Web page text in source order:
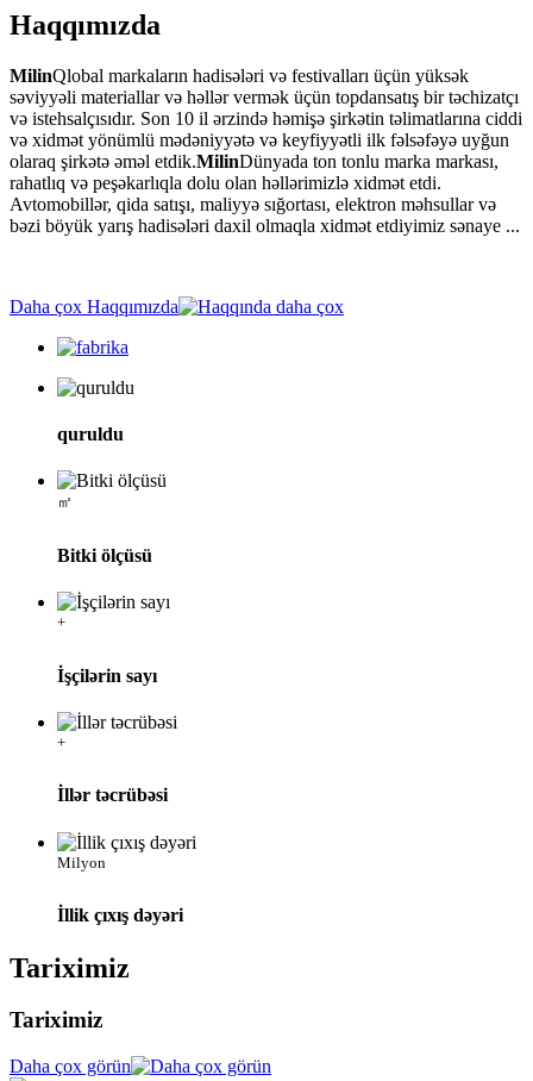
Haqqımızda
MilinQlobal markaların hadisələri və festivalları üçün yüksək
səviyyəli materiallar və həllər vermək üçün topdansatış bir təchizatçı
və istehsalçısıdır. Son 10 il ərzində həmişə şirkətin təlimatlarına ciddi
və xidmət yönümlü mədəniyyətə və keyfiyyətli ilk fəlsəfəyə uyğun
olaraq şirkətə əməl etdik.MilinDünyada ton tonlu marka markası,
rahatlıq və peşəkarlıqla dolu olan həllərimizlə xidmət etdi.
Avtomobillər, qida satışı, maliyyə sığortası, elektron məhsullar və
bəzi böyük yarış hadisələri daxil olmaqla xidmət etdiyimiz sənaye ...
Daha çox Haqqımızda
quruldu
㎡
Bitki ölçüsü
+
İşçilərin sayı
+
İllər təcrübəsi
Milyon
İllik çıxış dəyəri
Tariximiz
Tariximiz
Daha çox görün